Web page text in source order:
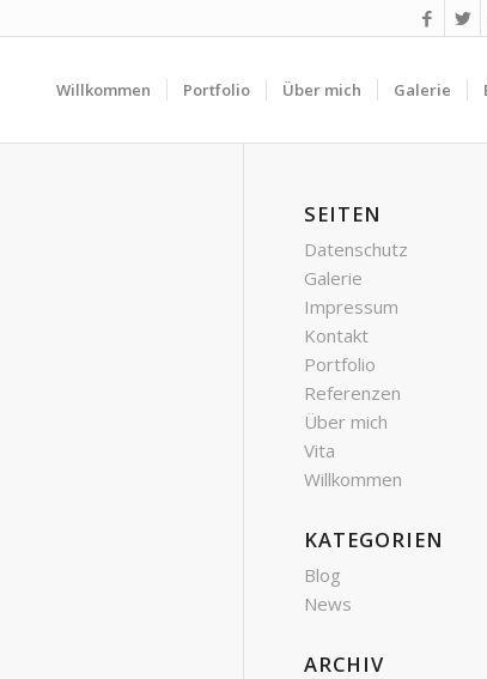
Willkommen Portfolio Über mich Galerie
SEITEN
Datenschutz
Galerie
Impressum
Kontakt
Portfolio
Referenzen
Über mich
Vita
Willkommen
KATEGORIEN
Blog
News
ARCHIV